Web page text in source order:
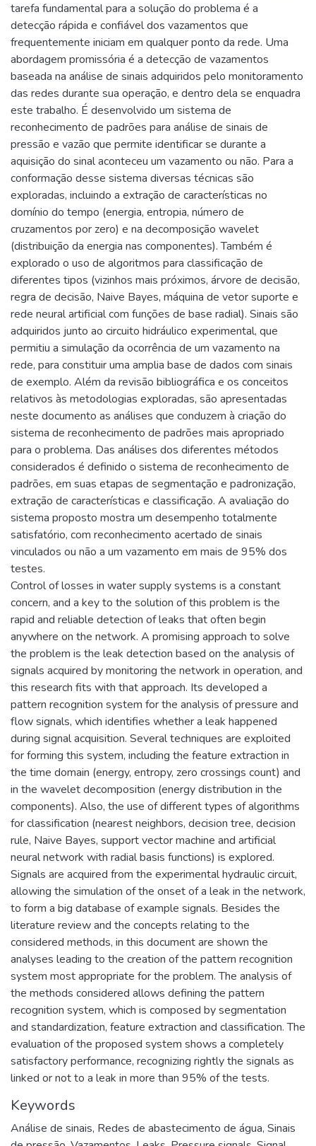
tarefa fundamental para a solução do problema é a
detecção rápida e confiável dos vazamentos que
frequentemente iniciam em qualquer ponto da rede. Uma
abordagem promissória é a detecção de vazamentos
baseada na análise de sinais adquiridos pelo monitoramento
das redes durante sua operação, e dentro dela se enquadra
este trabalho. É desenvolvido um sistema de
reconhecimento de padrões para análise de sinais de
pressão e vazão que permite identificar se durante a
aquisição do sinal aconteceu um vazamento ou não. Para a
conformação desse sistema diversas técnicas são
exploradas, incluindo a extração de características no
domínio do tempo (energia, entropia, número de
cruzamentos por zero) e na decomposição wavelet
(distribuição da energia nas componentes). Também é
explorado o uso de algoritmos para classificação de
diferentes tipos (vizinhos mais próximos, árvore de decisão,
regra de decisão, Naive Bayes, máquina de vetor suporte e
rede neural artificial com funções de base radial). Sinais são
adquiridos junto ao circuito hidráulico experimental, que
permitiu a simulação da ocorrência de um vazamento na
rede, para constituir uma amplia base de dados com sinais
de exemplo. Além da revisão bibliográfica e os conceitos
relativos às metodologias exploradas, são apresentadas
neste documento as análises que conduzem à criação do
sistema de reconhecimento de padrões mais apropriado
para o problema. Das análises dos diferentes métodos
considerados é definido o sistema de reconhecimento de
padrões, em suas etapas de segmentação e padronização,
extração de características e classificação. A avaliação do
sistema proposto mostra um desempenho totalmente
satisfatório, com reconhecimento acertado de sinais
vinculados ou não a um vazamento em mais de 95% dos
testes.
Control of losses in water supply systems is a constant
concern, and a key to the solution of this problem is the
rapid and reliable detection of leaks that often begin
anywhere on the network. A promising approach to solve
the problem is the leak detection based on the analysis of
signals acquired by monitoring the network in operation, and
this research fits with that approach. Its developed a
pattern recognition system for the analysis of pressure and
flow signals, which identifies whether a leak happened
during signal acquisition. Several techniques are exploited
for forming this system, including the feature extraction in
the time domain (energy, entropy, zero crossings count) and
in the wavelet decomposition (energy distribution in the
components). Also, the use of different types of algorithms
for classification (nearest neighbors, decision tree, decision
rule, Naive Bayes, support vector machine and artificial
neural network with radial basis functions) is explored.
Signals are acquired from the experimental hydraulic circuit,
allowing the simulation of the onset of a leak in the network,
to form a big database of example signals. Besides the
literature review and the concepts relating to the
considered methods, in this document are shown the
analyses leading to the creation of the pattern recognition
system most appropriate for the problem. The analysis of
the methods considered allows defining the pattern
recognition system, which is composed by segmentation
and standardization, feature extraction and classification. The
evaluation of the proposed system shows a completely
satisfactory performance, recognizing rightly the signals as
linked or not to a leak in more than 95% of the tests.
Keywords
Análise de sinais, Redes de abastecimento de água, Sinais